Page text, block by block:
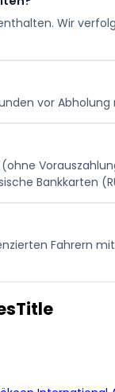
Wir
vor
Bankkarten
Fahrern